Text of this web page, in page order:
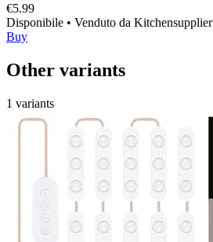
€5.99
Disponibile • Venduto da Kitchensupplier
Buy
Other variants
1 variants